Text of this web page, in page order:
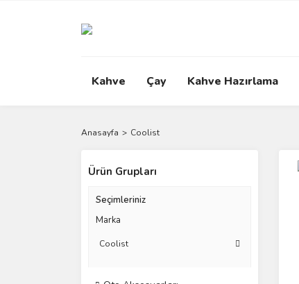
Kahve Çay Kahve Hazırlama
Anasayfa Coolist
Ürün Grupları
Seçimleriniz
Marka
Coolist